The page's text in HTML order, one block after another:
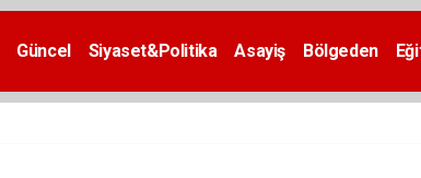
Güncel Siyaset&Politika Asayiş Bölgeden